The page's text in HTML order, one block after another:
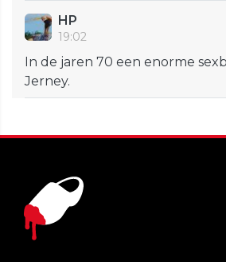
HP
19:02
In de jaren 70 een enorme
Jerney.